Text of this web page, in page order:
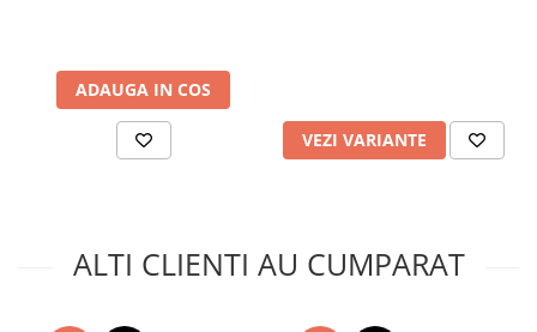
ADAUGA IN COS
VEZI VARIANTE
ALTI CLIENTI AU CUMPARAT